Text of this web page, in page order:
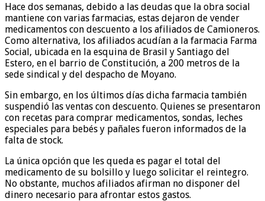
Hace dos semanas, debido a las deudas que la obra social
mantiene con varias farmacias, estas dejaron de vender
medicamentos con descuento a los afiliados de Camioneros.
Como alternativa, los afiliados acudían a la farmacia Farma
Social, ubicada en la esquina de Brasil y Santiago del
Estero, en el barrio de Constitución, a 200 metros de la
sede sindical y del despacho de Moyano.
Sin embargo, en los últimos días dicha farmacia también
suspendió las ventas con descuento. Quienes se presentaron
con recetas para comprar medicamentos, sondas, leches
especiales para bebés y pañales fueron informados de la
falta de stock.
La única opción que les queda es pagar el total del
medicamento de su bolsillo y luego solicitar el reintegro.
No obstante, muchos afiliados afirman no disponer del
dinero necesario para afrontar estos gastos.